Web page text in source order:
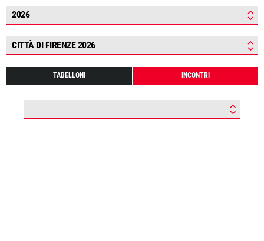
2026
CITTÀ DI FIRENZE 2026
TABELLONI INCONTRI